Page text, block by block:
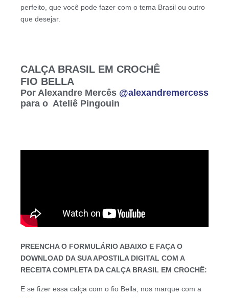
perfeito, que você pode fazer com o tema Brasil ou outro
que desejar.
CALÇA BRASIL EM CROCHÊ
FIO BELLA
Por Alexandre Mercês @alexandremercess
para o Ateliê Pingouin
PREENCHA O FORMULÁRIO ABAIXO E FAÇA O
DOWNLOAD DA SUA APOSTILA DIGITAL COM A
RECEITA COMPLETA DA CALÇA BRASIL EM CROCHÊ:
E se fizer essa calça com o fio Bella, nos marque com a